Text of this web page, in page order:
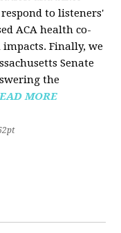
to listeners'
ACA health co-
Finally, we
Senate
the
MORE